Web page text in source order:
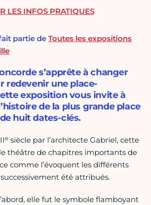
partie de Toutes les expositions
s’apprête à changer
redevenir une place-
exposition vous invite à
de la plus grande place
huit dates-clés.
e siècle par l’architecte Gabriel, cette
théâtre de chapitres importants de
comme l’évoquent les différents
été attribués.
elle fut le symbole flamboyant
LES INFOS PRATIQUES